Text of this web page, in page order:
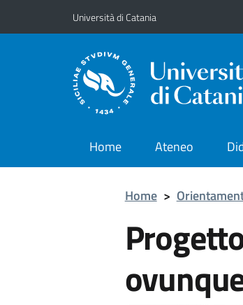
Vai al contenuto principale
Vai al menu di navigazione
Università di Catania
Home Ateneo
Home >